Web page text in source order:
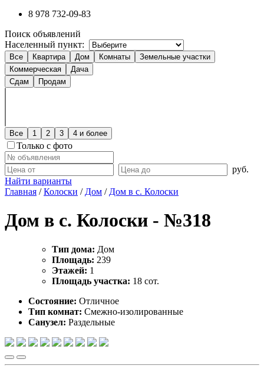
8 978 732-09-83
Поиск объявлений
Населенный пункт:
Все Квартира Дом Комнаты
Земельные участки
Коммерческая
Дача
Сдам
Продам
Все 1 2 3 4 и более
Только с фото
руб.
Найти варианты
Главная /Колоски / Дом / Дом в с. Колоски
Дом в с. Колоски - №318
Тип дома: Дом
Площадь: 239
Этажей: 1
Площадь участка: 18 сот.
Состояние: Отличное
Тип комнат: Смежно-изолированные
Санузел: Раздельные